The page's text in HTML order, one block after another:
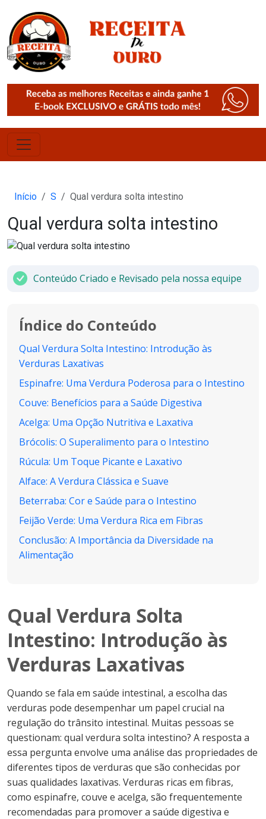
Início S Qual verdura solta intestino
Qual verdura solta intestino
Conteúdo Criado e Revisado pela nossa equipe
Índice do Conteúdo
Qual Verdura Solta Intestino: Introdução às
Verduras Laxativas
Espinafre: Uma Verdura Poderosa para o Intestino
Couve: Benefícios para a Saúde Digestiva
Acelga: Uma Opção Nutritiva e Laxativa
Brócolis: O Superalimento para o Intestino
Rúcula: Um Toque Picante e Laxativo
Alface: A Verdura Clássica e Suave
Beterraba: Cor e Saúde para o Intestino
Feijão Verde: Uma Verdura Rica em Fibras
Conclusão: A Importância da Diversidade na
Alimentação
Qual Verdura Solta
Intestino: Introdução às
Verduras Laxativas
Quando se fala em saúde intestinal, a escolha das
verduras pode desempenhar um papel crucial na
regulação do trânsito intestinal. Muitas pessoas se
questionam: qual verdura solta intestino? A resposta a
essa pergunta envolve uma análise das propriedades de
diferentes tipos de verduras que são conhecidas por
suas qualidades laxativas. Verduras ricas em fibras,
como espinafre, couve e acelga, são frequentemente
recomendadas para promover a saúde digestiva e